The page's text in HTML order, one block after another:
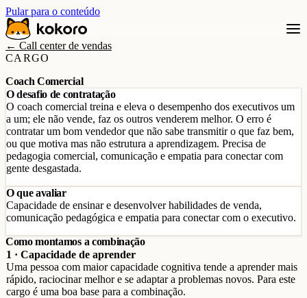
Pular para o conteúdo
← Call center de vendas
CARGO
Coach Comercial
O desafio de contratação
O coach comercial treina e eleva o desempenho dos executivos um
a um; ele não vende, faz os outros venderem melhor. O erro é
contratar um bom vendedor que não sabe transmitir o que faz bem,
ou que motiva mas não estrutura a aprendizagem. Precisa de
pedagogia comercial, comunicação e empatia para conectar com
gente desgastada.
O que avaliar
Capacidade de ensinar e desenvolver habilidades de venda,
comunicação pedagógica e empatia para conectar com o executivo.
Como montamos a combinação
1 · Capacidade de aprender
Uma pessoa com maior capacidade cognitiva tende a aprender mais
rápido, raciocinar melhor e se adaptar a problemas novos. Para este
cargo é uma boa base para a combinação.